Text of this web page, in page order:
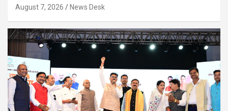
August 7, 2026 News Desk